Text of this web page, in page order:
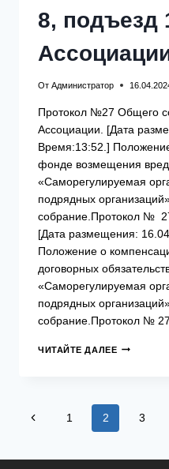
8, подъезд
От Администратор
Протокол №27 Общего
Ассоциации. [Дата
Время:13:52.]
фонде возмещения
«Саморегулируемая
подрядных
собрание.Протокол №
[Дата размещения:
Положение о
договорных
«Саморегулируемая
подрядных
собрание.Протокол №
ЧИТАЙТЕ ДАЛЕЕИТОГИ
Навигация
Предыдущая
1 2 3